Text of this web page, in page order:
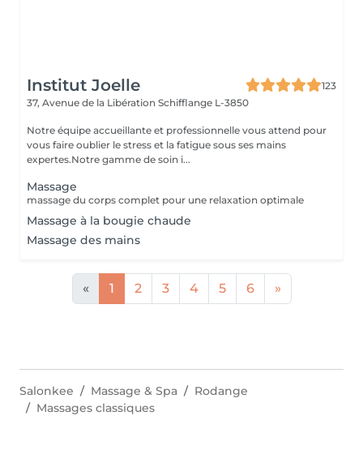
Institut Joelle
123
37, Avenue de la Libération Schifflange L-3850
Notre équipe accueillante et professionnelle vous attend pour
vous faire oublier le stress et la fatigue sous ses mains
expertes.Notre gamme de soin i...
Massage
massage du corps complet pour une relaxation optimale
Massage à la bougie chaude
Massage des mains
« 1 2 3 4 5 6 »
Salonkee Massage & Spa
Rodange
Massages classiques